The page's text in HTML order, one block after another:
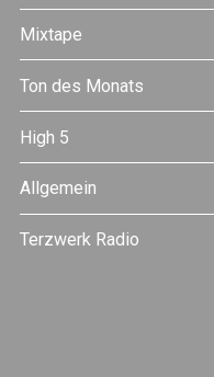
Mixtape
Ton des Monats
High 5
Allgemein
Terzwerk Radio